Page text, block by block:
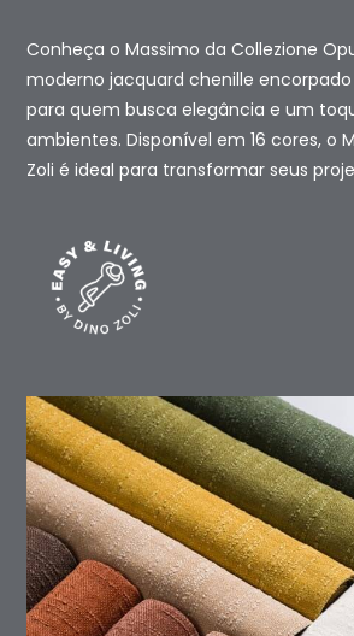
Conheça o Massimo da Collezione
moderno jacquard chenille
para quem busca elegância e um
ambientes. Disponível em 16 cores, o
Zoli é ideal para transformar seus